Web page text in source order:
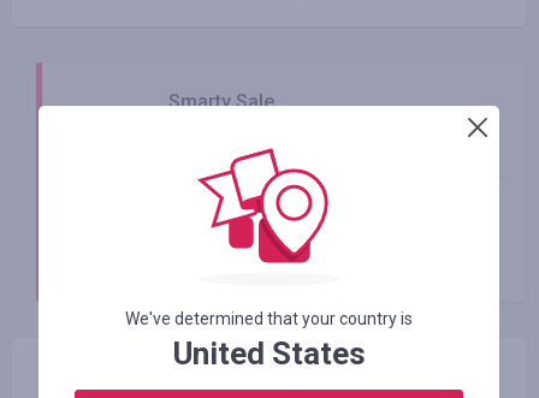
Smarty Sale
Дякую, що повідомили) Гарного дня)
З повагою, Smarty.Sale
We've determined that your country is
United States